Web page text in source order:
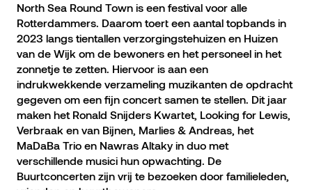
North Sea Round Town is een festival voor alle
Rotterdammers. Daarom toert een aantal topbands in
2023 langs tientallen verzorgingstehuizen en Huizen
van de Wijk om de bewoners en het personeel in het
zonnetje te zetten. Hiervoor is aan een
indrukwekkende verzameling muzikanten de opdracht
gegeven om een fijn concert samen te stellen. Dit jaar
maken het Ronald Snijders Kwartet, Looking for Lewis,
Verbraak en van Bijnen, Marlies & Andreas, het
MaDaBa Trio en Nawras Altaky in duo met
verschillende musici hun opwachting. De
Buurtconcerten zijn vrij te bezoeken door familieleden,